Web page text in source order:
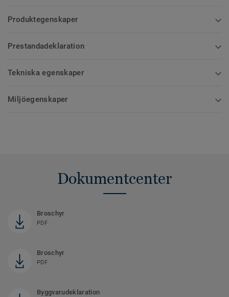
Produktegenskaper
Prestandadeklaration
Tekniska egenskaper
Miljöegenskaper
Dokumentcenter
Broschyr
PDF
Broschyr
PDF
Byggvarudeklaration